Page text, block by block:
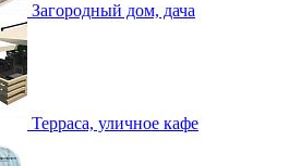
Загородный дом, дача
Терраса, уличное кафе